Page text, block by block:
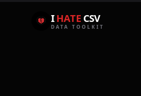
IHATE CSV
DATA TOOLKIT